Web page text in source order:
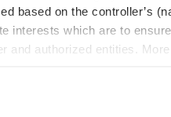
based on the controller’s
interests which are to
and authorized entities.
zł